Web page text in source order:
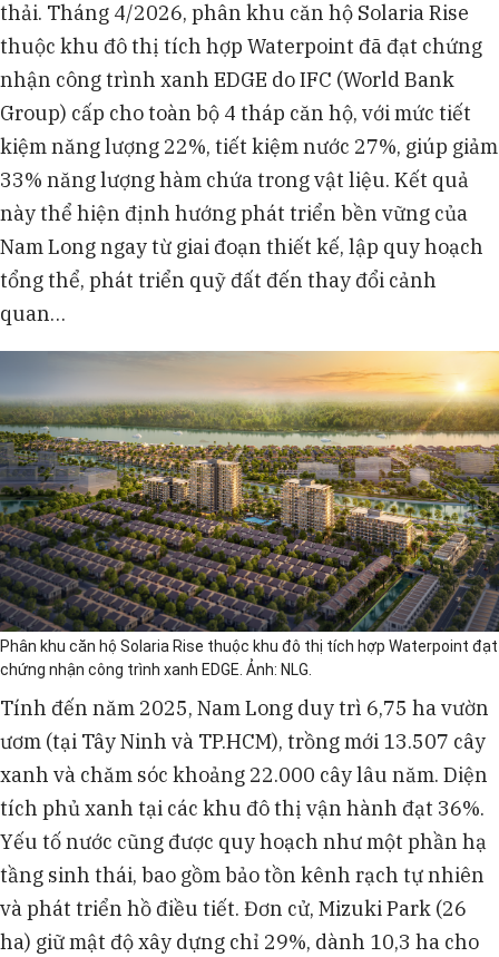
thải. Tháng 4/2026, phân khu căn hộ Solaria Rise
thuộc khu đô thị tích hợp Waterpoint đã đạt chứng
nhận công trình xanh EDGE do IFC (World Bank
Group) cấp cho toàn bộ 4 tháp căn hộ, với mức tiết
kiệm năng lượng 22%, tiết kiệm nước 27%, giúp giảm
33% năng lượng hàm chứa trong vật liệu. Kết quả
này thể hiện định hướng phát triển bền vững của
Nam Long ngay từ giai đoạn thiết kế, lập quy hoạch
tổng thể, phát triển quỹ đất đến thay đổi cảnh
quan…
Phân khu căn hộ Solaria Rise thuộc khu đô thị tích hợp Waterpoint đạt
chứng nhận công trình xanh EDGE. Ảnh: NLG.
Tính đến năm 2025, Nam Long duy trì 6,75 ha vườn
ươm (tại Tây Ninh và TP.HCM), trồng mới 13.507 cây
xanh và chăm sóc khoảng 22.000 cây lâu năm. Diện
tích phủ xanh tại các khu đô thị vận hành đạt 36%.
Yếu tố nước cũng được quy hoạch như một phần hạ
tầng sinh thái, bao gồm bảo tồn kênh rạch tự nhiên
và phát triển hồ điều tiết. Đơn cử, Mizuki Park (26
ha) giữ mật độ xây dựng chỉ 29%, dành 10,3 ha cho